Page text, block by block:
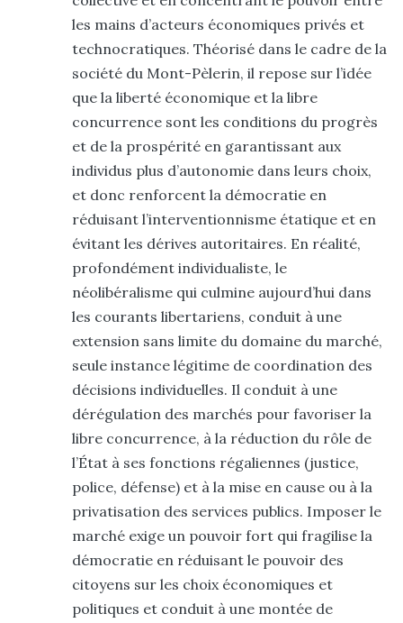
les mains d’acteurs économiques privés et
technocratiques. Théorisé dans le cadre de la
société du Mont-Pèlerin, il repose sur l’idée
que la liberté économique et la libre
concurrence sont les conditions du progrès
et de la prospérité en garantissant aux
individus plus d’autonomie dans leurs choix,
et donc renforcent la démocratie en
réduisant l’interventionnisme étatique et en
évitant les dérives autoritaires. En réalité,
profondément individualiste, le
néolibéralisme qui culmine aujourd’hui dans
les courants libertariens, conduit à une
extension sans limite du domaine du marché,
seule instance légitime de coordination des
décisions individuelles. Il conduit à une
dérégulation des marchés pour favoriser la
libre concurrence, à la réduction du rôle de
l’État à ses fonctions régaliennes (justice,
police, défense) et à la mise en cause ou à la
privatisation des services publics. Imposer le
marché exige un pouvoir fort qui fragilise la
démocratie en réduisant le pouvoir des
citoyens sur les choix économiques et
politiques et conduit à une montée de